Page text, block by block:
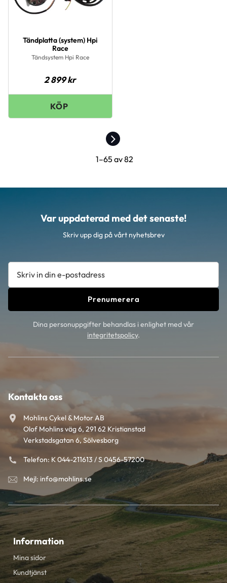
Tändplatta (system) Hpi
Race
Tändsystem Hpi Race
2 899kr
1–65 av82
Var uppdaterad med det senaste!
Skriv upp dig på vårt nyhetsbrev
Prenumerera
Dina personuppgifter behandlas i enlighet med vår
integritetspolicy.
Kontakta oss
Mohlins Cykel & Motor AB
Olof Mohlins väg 6, 291 62 Kristianstad
Verkstadsgatan 6, Sölvesborg
Telefon: K 044-211613 / S 0456-57200
Mejl: info@mohlins.se
Information
Mina sidor
Kundtjänst